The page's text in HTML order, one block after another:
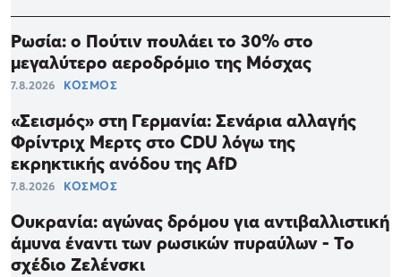
Ρωσία: ο Πούτιν πουλάει το 30% στο
μεγαλύτερο αεροδρόμιο της Μόσχας
7.8.2026 ΚΟΣΜΟΣ
«Σεισμός» στη Γερμανία: Σενάρια αλλαγής
Φρίντριχ Μερτς στο CDU λόγω της
εκρηκτικής ανόδου της AfD
7.8.2026 ΚΟΣΜΟΣ
Ουκρανία: αγώνας δρόμου για αντιβαλλιστική
άμυνα έναντι των ρωσικών πυραύλων - Το
σχέδιο Ζελένσκι